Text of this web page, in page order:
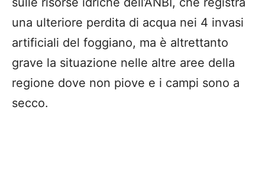
una ulteriore perdita di acqua nei 4 invasi
artificiali del foggiano, ma è altrettanto
grave la situazione nelle altre aree della
regione dove non piove e i campi sono a
secco.